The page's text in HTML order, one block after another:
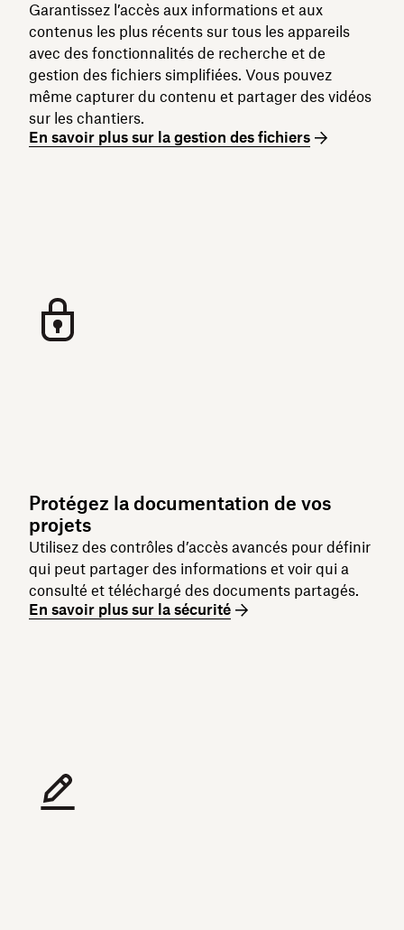
Garantissez l’accès aux informations et aux
contenus les plus récents sur tous les appareils
avec des fonctionnalités de recherche et de
gestion des fichiers simplifiées. Vous pouvez
même capturer du contenu et partager des vidéos
sur les chantiers.
En savoir plus sur la gestion des fichiers
Protégez la documentation de vos
projets
Utilisez des contrôles d’accès avancés pour définir
qui peut partager des informations et voir qui a
consulté et téléchargé des documents partagés.
En savoir plus sur la sécurité